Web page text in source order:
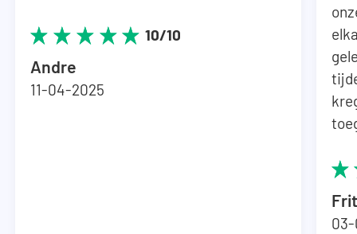
10/10
Andre
11-04-2025